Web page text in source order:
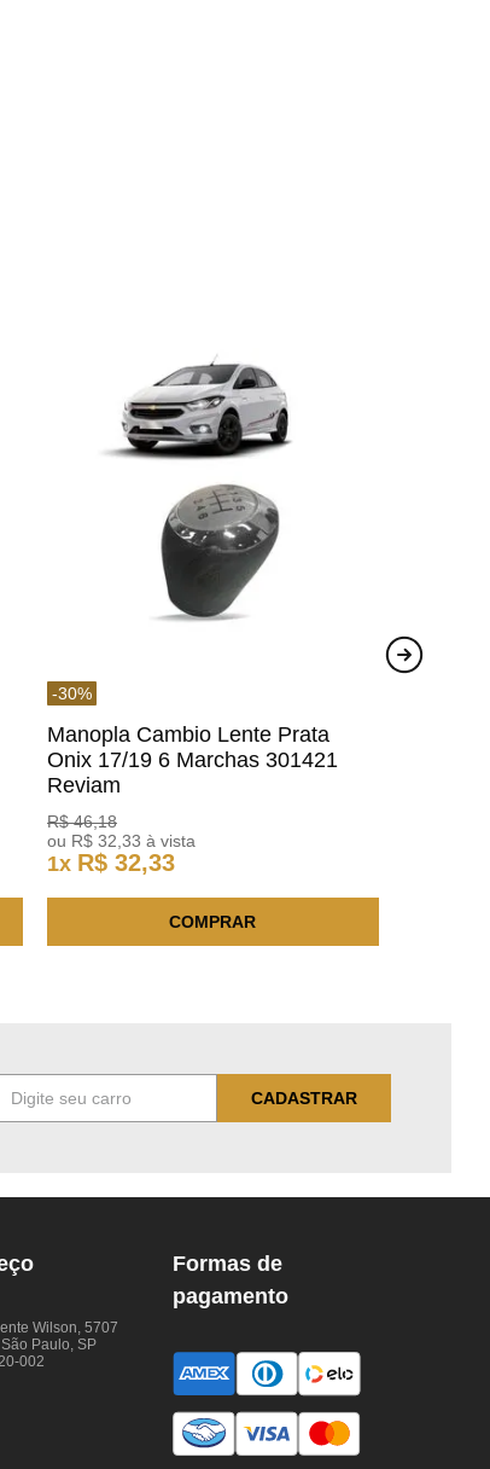
-30%
Manopla Cambio Lente Prata
Onix 17/19 6 Marchas 301421
Reviam
R$ 46,18
ou R$ 32 ,33 à vista
1x R$ 32,33
COMPRAR
CADASTRAR
Wilson, 5707
Paulo, SP
002
Formas de
pagamento